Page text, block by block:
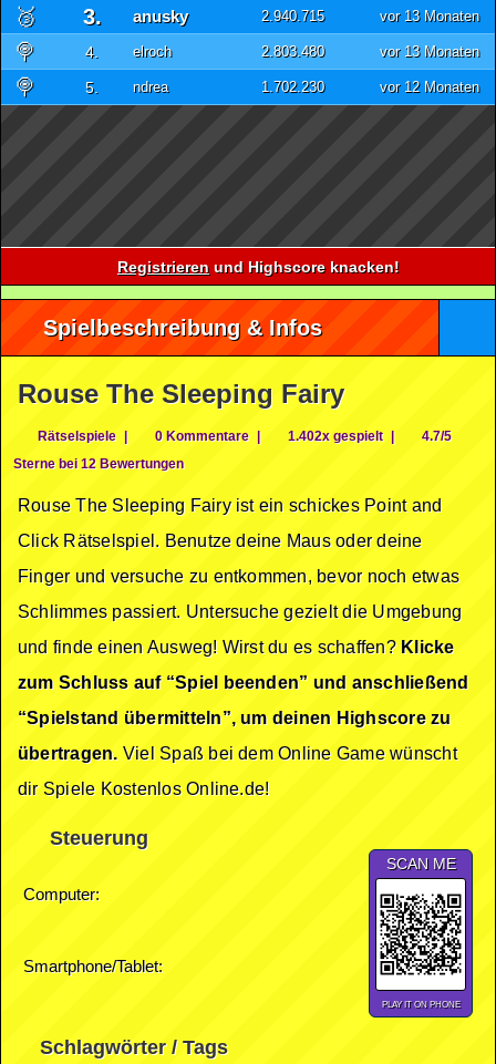
🥉 3. anusky 2.940.715 vor 13 Monaten
🍭 4. elroch 2.803.480 vor 13 Monaten
🍭 5. ndrea 1.702.230 vor 12 Monaten
Registrieren und Highscore knacken!
Spielbeschreibung & Infos
Rouse The Sleeping Fairy
Rätselspiele | 0 Kommentare | 1.402x gespielt |
4.7/5
Sterne bei 12 Bewertungen
Rouse The Sleeping Fairy ist ein schickes Point and
Click Rätselspiel. Benutze deine Maus oder deine
Finger und versuche zu entkommen, bevor noch etwas
Schlimmes passiert. Untersuche gezielt die Umgebung
und finde einen Ausweg! Wirst du es schaffen? Klicke
zum Schluss auf “Spiel beenden” und anschließend
“Spielstand übermitteln”, um deinen Highscore zu
übertragen. Viel Spaß bei dem Online Game wünscht
dir Spiele Kostenlos Online.de!
Steuerung
Computer:
Smartphone/Tablet:
SCAN ME
PLAY IT ON PHONE
Schlagwörter / Tags